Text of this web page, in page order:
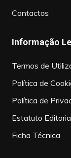
Contactos
Informação
Termos de
Política de
Política de
Estatuto
Ficha Técnica